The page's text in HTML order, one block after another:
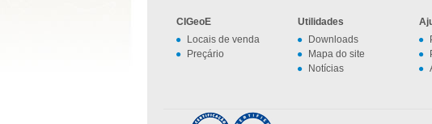
CIGeoE
Locais de venda
Preçário
Utilidades
Downloads
Mapa do site
Notícias